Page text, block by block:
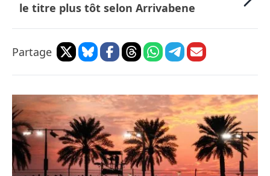
le titre plus tôt selon Arrivabene
Partage